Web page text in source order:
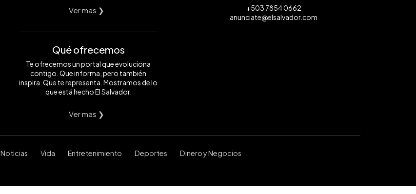
Ver mas ❯
Qué ofrecemos
Te ofrecemos un portal que evoluciona
contigo. Que informa, pero también
inspira. Que te representa. Mostramos de lo
que está hecho El Salvador.
Ver mas ❯
+503 7854 0662
anunciate@elsalvador.com
Noticias Vida Entretenimiento Deportes Dinero y Negocios